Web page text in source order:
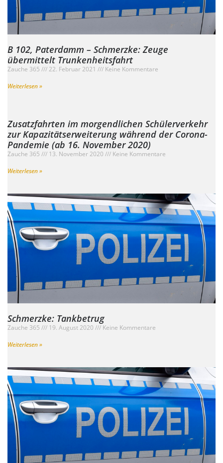
B 102, Paterdamm – Schmerzke: Zeuge
übermittelt Trunkenheitsfahrt
Zauche 365 22. Februar 2021
Keine Kommentare
Weiterlesen »
Zusatzfahrten im morgendlichen Schülerverkehr
zur Kapazitätserweiterung während der Corona-
Pandemie (ab 16. November 2020)
Zauche 365 13. November 2020
Keine Kommentare
Weiterlesen »
Schmerzke: Tankbetrug
Zauche 365 19. August 2020
Keine Kommentare
Weiterlesen »